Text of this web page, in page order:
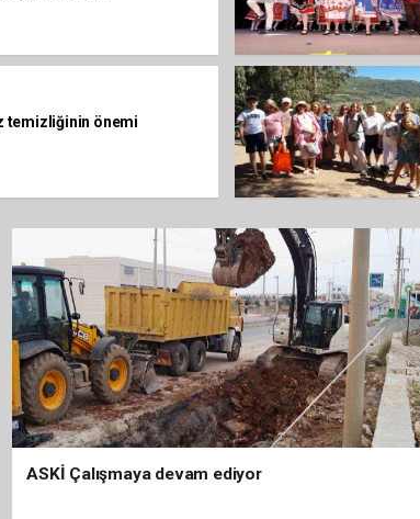
temizliğinin önemi
ASKİ Çalışmaya devam ediyor